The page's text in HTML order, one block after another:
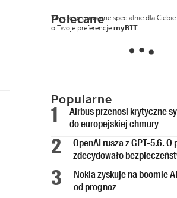
Polecane
Wyselekcjonowane specjalnie dla
o Twoje preferencjemyBIT.
Popularne
Airbus przenosi krytyczne
do europejskiej chmury
OpenAI rusza z GPT-5.6.
zdecydowało
Nokia zyskuje na boomie
od prognoz